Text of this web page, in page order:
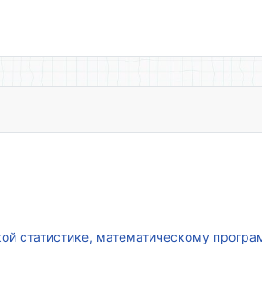
статистике, математическому